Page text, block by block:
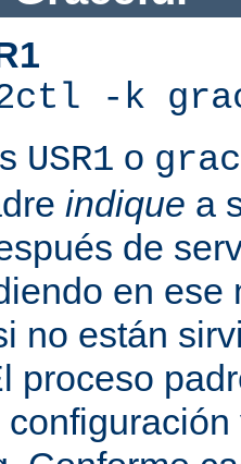
-k
USR1 o
indique a
de
en ese
no están
proceso